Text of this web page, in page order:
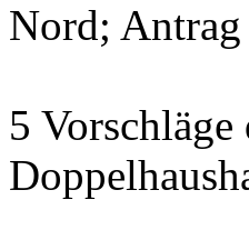
Nord; Antrag
5